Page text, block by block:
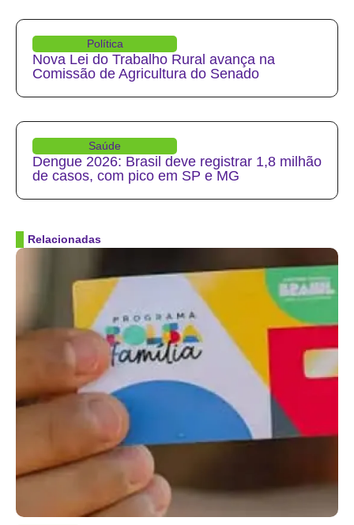
Política
Nova Lei do Trabalho Rural avança na
Comissão de Agricultura do Senado
Saúde
Dengue 2026: Brasil deve registrar 1,8 milhão
de casos, com pico em SP e MG
Relacionadas